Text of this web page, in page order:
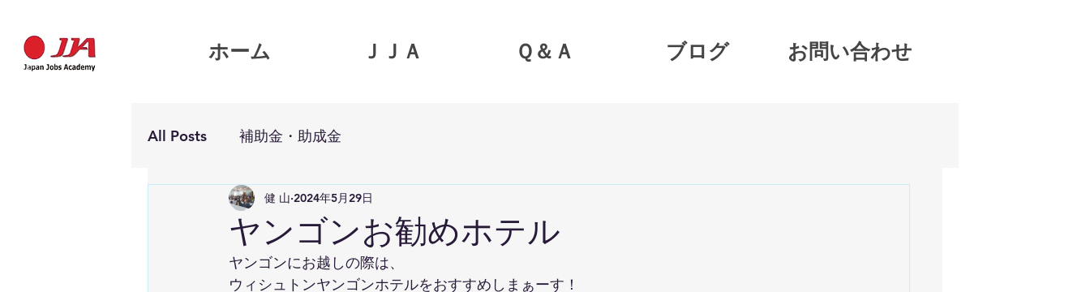
ホーム ＪＪＡ Ｑ＆Ａ ブログ お問い合わせ
All Posts 補助金・助成金
ヤンゴンお勧めホテル
健 山 2024年5月29日
ヤンゴンにお越しの際は、
ウィシュトンヤンゴンホテルをおすすめしまぁーす！